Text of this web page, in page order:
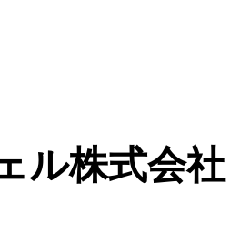
ル株式会社